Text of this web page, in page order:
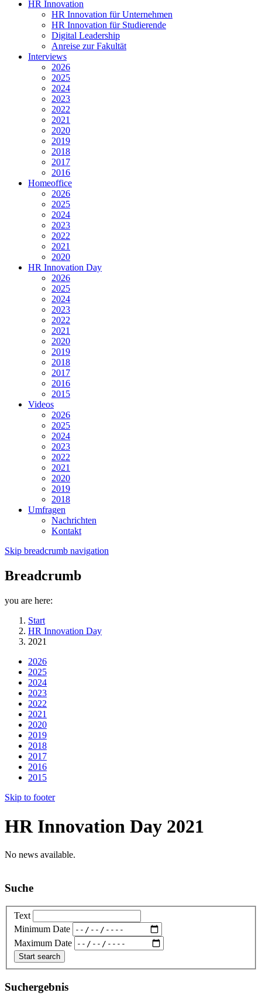
HR Innovation
HR Innovation für Unternehmen
HR Innovation für Studierende
Digital Leadership
Anreise zur Fakultät
Interviews
2026
2025
2024
2023
2022
2021
2020
2019
2018
2017
2016
Homeoffice
2026
2025
2024
2023
2022
2021
2020
HR Innovation Day
2026
2025
2024
2023
2022
2021
2020
2019
2018
2017
2016
2015
Videos
2026
2025
2024
2023
2022
2021
2020
2019
2018
Umfragen
Nachrichten
Kontakt
Skip breadcrumb navigation
Breadcrumb
you are here:
Start
HR Innovation Day
2021
2026
2025
2024
2023
2022
2021
2020
2019
2018
2017
2016
2015
Skip to footer
HR Innovation Day 2021
No news available.
Suche
Text
Minimum Date
Maximum Date
Suchergebnis